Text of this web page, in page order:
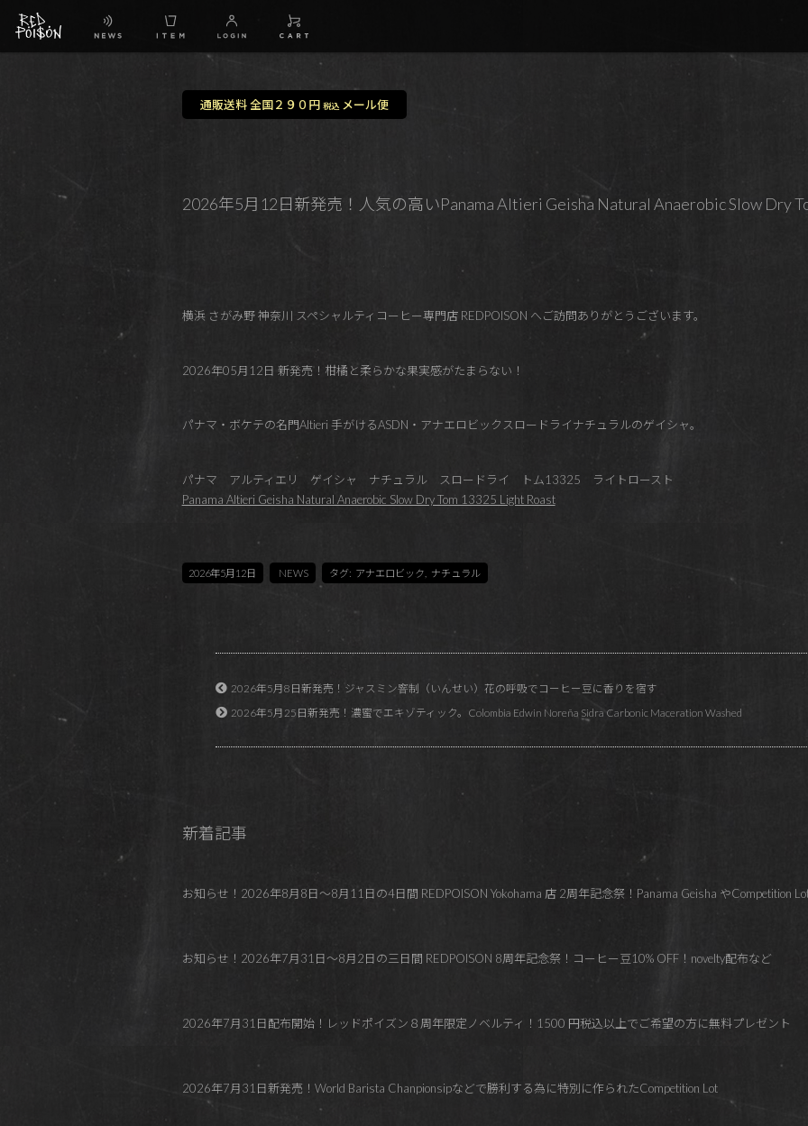
通販送料 全国２９０円 税込メール便
2026年5月12日新発売！人気の高いPanama Altieri Geisha Natural Anaerobic Slow Dry
横浜 さがみ野 神奈川 スペシャルティコーヒー専門店 REDPOISON へご訪問ありがとうございます。
2026年05月12日 新発売！柑橘と柔らかな果実感がたまらない！
パナマ・ボケテの名門Altieri 手がけるASDN・アナエロビックスロードライナチュラルのゲイシャ。
パナマ アルティエリ ゲイシャ ナチュラル スロードライ トム13325 ライトロースト
Panama Altieri Geisha Natural Anaerobic Slow Dry Tom 13325 Light Roast
2026年5月12日 NEWS タグ: アナエロビック ナチュラル
2026年5月8日新発売！ジャスミン窨制（いんせい）花の呼吸でコーヒー豆に香りを宿す
2026年5月25日新発売！濃蜜でエキゾティック。Colombia Edwin Noreña Sidra Carbonic Maceration Washed
新着記事
お知らせ！2026年8月8日～8月11日の4日間 REDPOISON Yokohama 店 2周年記念祭！Panama Geisha やCompetition
お知らせ！2026年7月31日～8月2日の三日間 REDPOISON 8周年記念祭！コーヒー豆10% OFF！novelty配布など
2026年7月31日配布開始！レッドポイズン８周年限定ノベルティ！1500 円税込以上でご希望の方に無料プレゼント
2026年7月31日新発売！World Barista Chanpionsipなどで勝利する為に特別に作られたCompetition Lot